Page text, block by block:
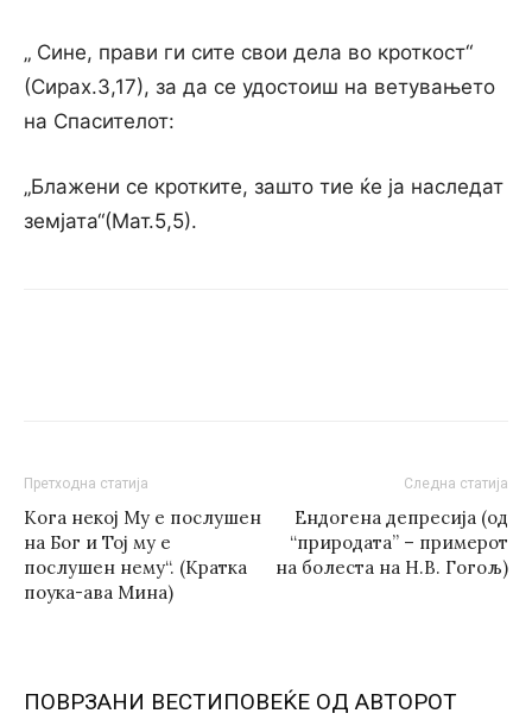
„ Сине, прави ги сите свои дела во кроткост“
(Сирах.3,17), за да се удостоиш на ветувањето
на Спасителот:
„Блажени се кротките, зашто тие ќе ја наследат
земјата“(Мат.5,5).
Претходна статија
Кога некој Му е послушен
на Бог и Тој му е
послушен нему“. (Кратка
поука-ава Мина)
Следна статија
Ендогена депресија (од
“природата” – примерот
на болеста на Н.В. Гогољ)
ПОВРЗАНИ ВЕСТИПОВЕЌЕ ОД АВТОРОТ